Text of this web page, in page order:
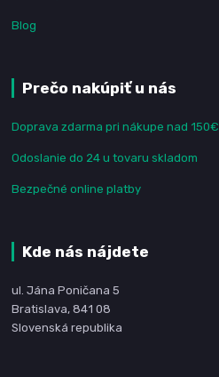
Blog
Prečo nakúpiť u nás
Doprava zdarma pri nákupe nad 150€
Odoslanie do 24 u tovaru skladom
Bezpečné online platby
Kde nás nájdete
ul. Jána Poničana 5
Bratislava, 841 08
Slovenská republika